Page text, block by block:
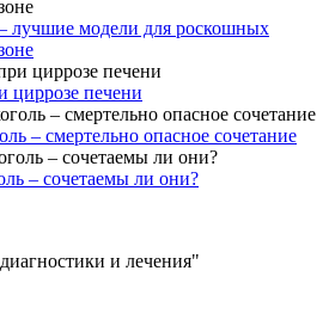
лучшие модели для роскошных
циррозе печени
– смертельно опасное сочетание
– сочетаемы ли они?
и лечения"